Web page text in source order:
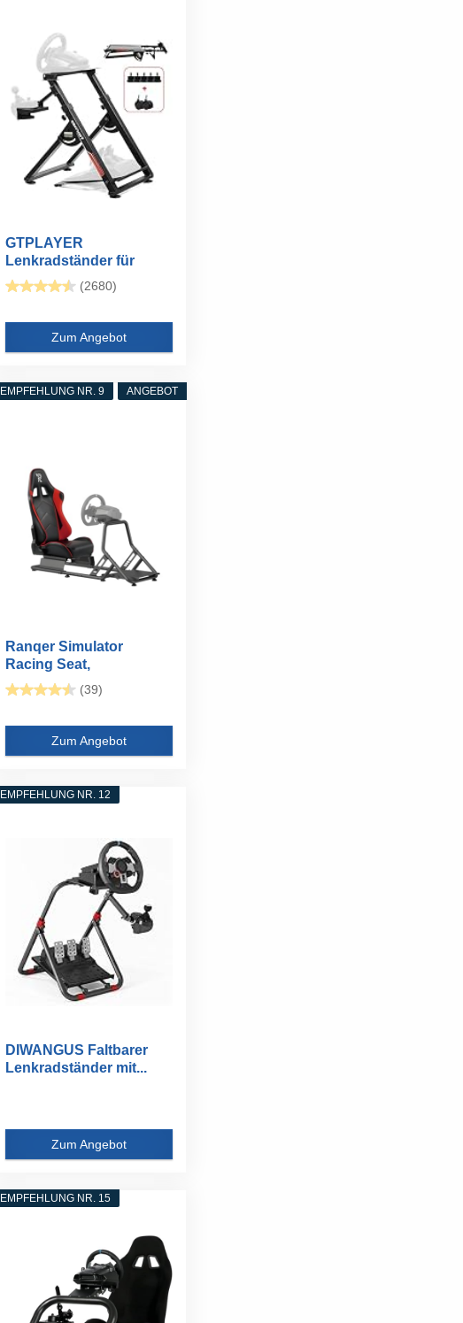
GTPLAYER
Lenkradständer für
Lenkrad Gaming Wheel...
(2680)
Zum Angebot
ANGEBOT
EMPFEHLUNG NR. 9
Ranqer Simulator
Racing Seat,
verstellbarer...
(39)
Zum Angebot
EMPFEHLUNG NR. 12
DIWANGUS Faltbarer
Lenkradständer mit...
Zum Angebot
EMPFEHLUNG NR. 15